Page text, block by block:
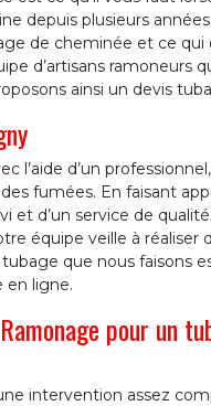
depuis plusieurs
de cheminée et ce qui
d’artisans ramoneurs
ainsi un devis
l’aide d’un
fumées. En faisant
et d’un service de
équipe veille à réaliser
que nous faisons
en ligne.
pour un
intervention assez